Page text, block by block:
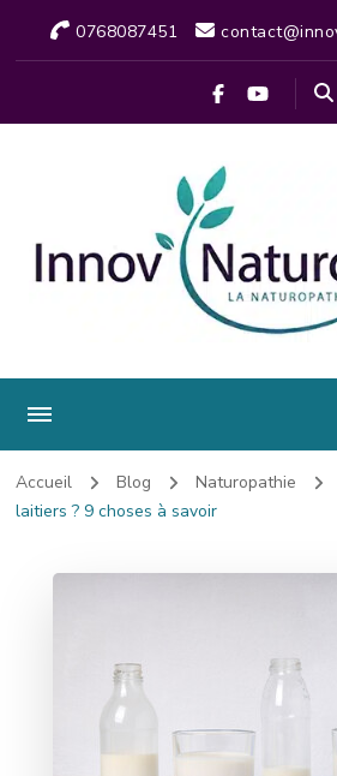
0768087451
Accueil Blog Naturopathie
laitiers ? 9 choses à savoir